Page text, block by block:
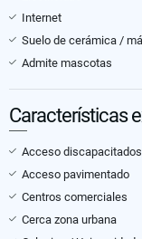
Internet
Suelo de cerámica /
Admite mascotas
Características
Acceso discapacitados
Acceso pavimentado
Centros comerciales
Cerca zona urbana